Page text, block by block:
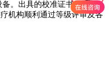
。出具的校准证书均带
机构顺利通过等级评审及各